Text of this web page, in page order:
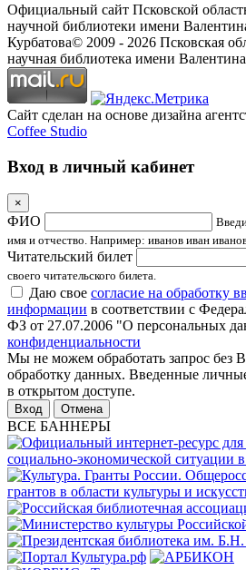
Официальный сайт Псковской
научной библиотеки имени
Курбатова© 2009 - 2026 Псковская
научная библиотека имени
Сайт сделан на основе дизайна
Coffee Studio
Вход в личный кабинет
×
ФИО
имя и отчество. Например: иванов иван
Читательский билет
своего читательского билета.
Даю свое согласие на обработку
информации в соответствии с
ФЗ от 27.07.2006 "О персональных
конфиденциальности
Мы не можем обработать запрос без
обработку данных. Введенные
в открытом доступе.
Отмена
ВСЕ БАННЕРЫ